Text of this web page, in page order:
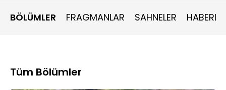
seyirler.
BÖLÜMLER FRAGMANLAR SAHNELER
Tüm Bölümler